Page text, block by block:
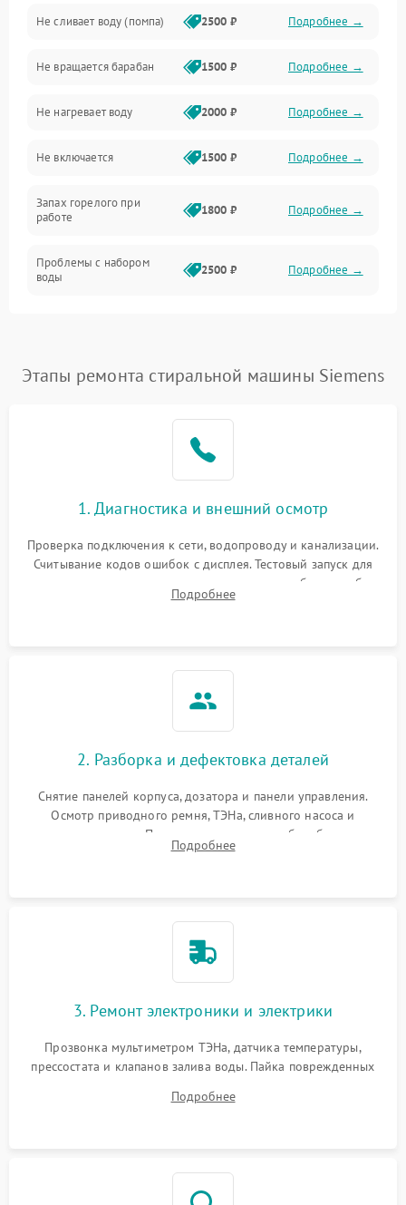
Водоснабжение
Слив
Программное обеспечение
Не сливает воду (помпа) 2500 ₽ Подробнее →
Не вращается барабан 1500 ₽ Подробнее →
Не нагревает воду 2000 ₽ Подробнее →
Не включается 1500 ₽ Подробнее →
Запах горелого при
работе
1800 ₽ Подробнее →
Проблемы с набором
воды
2500 ₽ Подробнее →
2200 ₽ Подробнее →
Этапы ремонта стиральной машины Siemens
1. Диагностика и внешний осмотр
Проверка подключения к сети, водопроводу и канализации.
Считывание кодов ошибок с дисплея. Тестовый запуск для
выявления посторонних шумов, протечек или сбоев в работе
электронного модуля управления.
Подробнее
2. Разборка и дефектовка деталей
Снятие панелей корпуса, дозатора и панели управления.
Осмотр приводного ремня, ТЭНа, сливного насоса и
амортизаторов. Проверка подшипников барабана и
крестовины на износ, а манжеты люка на разрывы.
Подробнее
3. Ремонт электроники и электрики
Прозвонка мультиметром ТЭНа, датчика температуры,
прессостата и клапанов залива воды. Пайка поврежденных
Восстановление целостности проводки и контактов.
Подробнее